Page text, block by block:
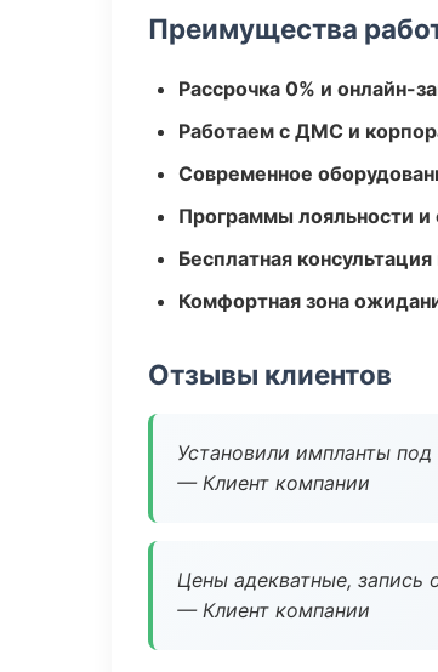
Преимущества
Рассрочка 0% и онлайн-
Работаем с ДМС и
Современное
Программы лояльности
Бесплатная
Комфортная зона
Отзывы клиентов
Установили импланты
— Клиент компании
Цены адекватные, запись
— Клиент компании